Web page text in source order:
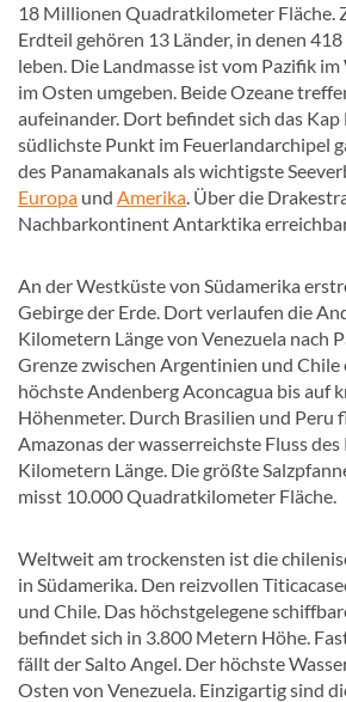
18 Millionen Quadratkilometer Fläche.
Erdteil gehören 13 Länder, in denen
leben. Die Landmasse ist vom Pazifik
im Osten umgeben. Beide Ozeane
aufeinander. Dort befindet sich das
südlichste Punkt im Feuerlandarchipel
des Panamakanals als wichtigste
Europa und Amerika. Über die
Nachbarkontinent Antarktika
An der Westküste von Südamerika
Gebirge der Erde. Dort verlaufen die
Kilometern Länge von Venezuela nach
Grenze zwischen Argentinien und Chile
höchste Andenberg Aconcagua bis auf
Höhenmeter. Durch Brasilien und Peru
Amazonas der wasserreichste Fluss
Kilometern Länge. Die größte
misst 10.000 Quadratkilometer Fläche.
Weltweit am trockensten ist die
in Südamerika. Den reizvollen
und Chile. Das höchstgelegene
befindet sich in 3.800 Metern Höhe.
fällt der Salto Angel. Der höchste
Osten von Venezuela. Einzigartig sind